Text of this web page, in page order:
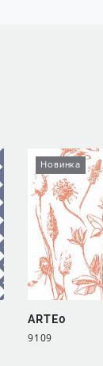
Новинка
ARTE0
9109